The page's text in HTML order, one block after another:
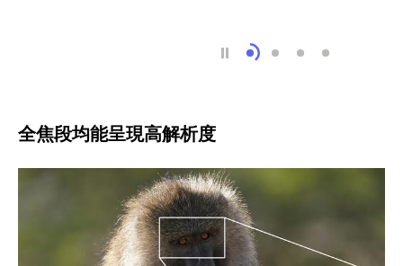
200mm400mm
600mm1200mm
全焦段均能呈現高解析度